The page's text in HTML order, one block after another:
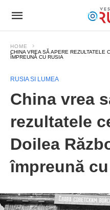
HOME
CHINA VREA SĂ APERE REZULTATELE
ÎMPREUNĂ CU RUSIA
RUSIA SI LUMEA
China vrea
rezultatele
Doilea
împreună